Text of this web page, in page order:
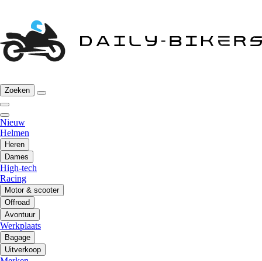
Zoeken
Nieuw
Helmen
Heren
Dames
High-tech
Racing
Motor & scooter
Offroad
Avontuur
Werkplaats
Bagage
Uitverkoop